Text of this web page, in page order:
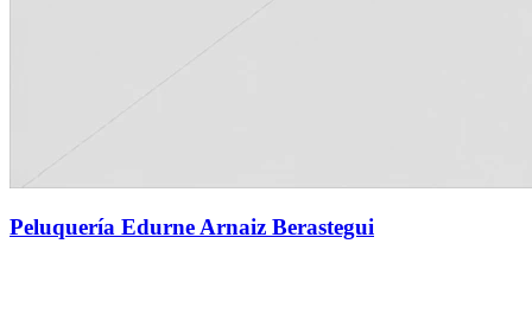
Peluquería Edurne Arnaiz Berastegui